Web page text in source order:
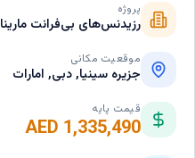
پروژه
رزیدنس‌های بی‌فرانت مارینا
موقعیت مکانی
جزیره سینیا, دبی, امارات
قیمت پایه
AED 1,335,490